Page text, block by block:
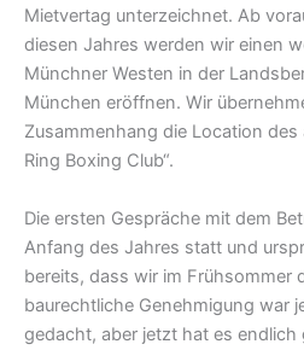
Mietvertag unterzeichnet. Ab
diesen Jahres werden wir einen
Münchner Westen in der
München eröffnen. Wir
Zusammenhang die Location des
Ring Boxing Club“.
Die ersten Gespräche mit dem
Anfang des Jahres statt und
bereits, dass wir im Frühsommer
baurechtliche Genehmigung war
gedacht, aber jetzt hat es